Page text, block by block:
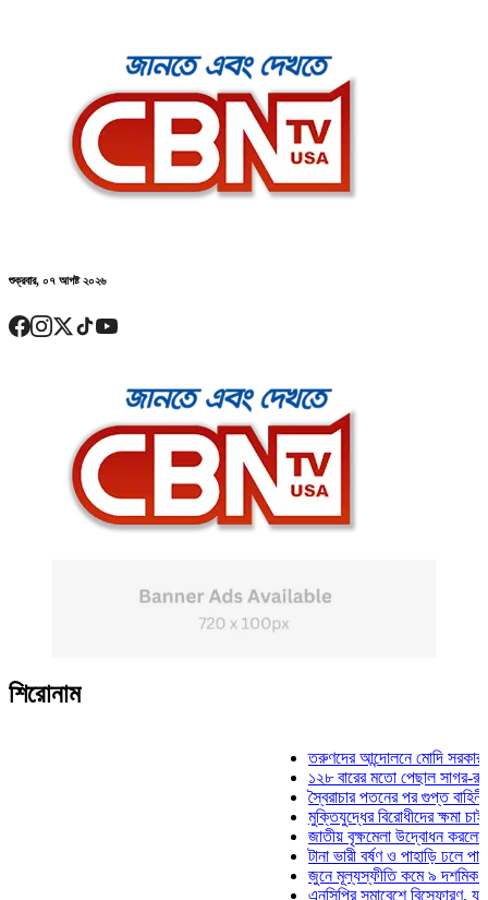
শুক্রবার, ০৭ আগষ্ট ২০২৬
শিরোনাম
তরুণদের আন্দোলনে মোদি সরকার দুর্বল
১২৮ বারের মতো পেছাল সাগর-রুনি
স্বৈরাচার পতনের পর গুপ্ত বাহিনীর
মুক্তিযুদ্ধের বিরোধীদের ক্ষমা চাইতে
জাতীয় বৃক্ষমেলা উদ্বোধন করলেন
টানা ভারী বর্ষণ ও পাহাড়ি ঢলে পানিবন্দি
জুনে মূল্যস্ফীতি কমে ৯ দশমিক ১৬
এনসিপির সমাবেশে বিস্ফোরণ,